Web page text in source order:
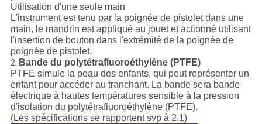
Utilisation d'une seule main
L'instrument est tenu par la poignée de pistolet dans une
main, le mandrin est appliqué au jouet et actionné utilisant
l'insertion de bouton dans l'extrémité de la poignée de
poignée de pistolet.
2. Bande du polytétrafluoroéthylène (PTFE)
PTFE simule la peau des enfants, qui peut représenter un
enfant pour accéder au tranchant. La bande sera bande
électrique à hautes températures sensible à la pression
d'isolation du polytétrafluoroéthylène (PTFE).
(Les spécifications se rapportent svp à 2,1)